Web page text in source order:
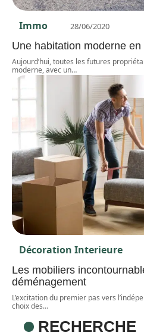
Immo 28/06/2020
Une habitation moderne en
Aujourd’hui, toutes les futures
moderne, avec un…
Décoration Interieure
Les mobiliers
déménagement
L’excitation du premier pas vers
choix des…
RECHERCHE